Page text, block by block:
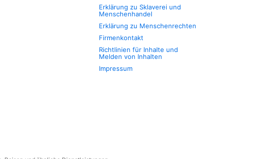
Erklärung zu Sklaverei und
Menschenhandel
Erklärung zu Menschenrechten
Firmenkontakt
Richtlinien für Inhalte und
Melden von Inhalten
Impressum